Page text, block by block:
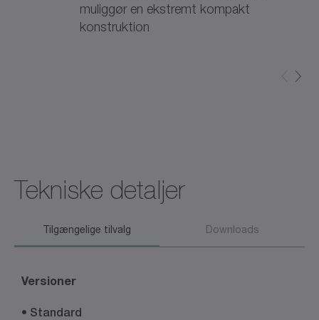
muliggør en ekstremt kompakt
konstruktion
Tekniske detaljer
Tilgængelige tilvalg Downloads
Versioner
• Standard